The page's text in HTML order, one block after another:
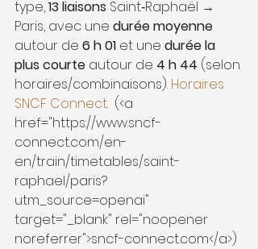
type, 13 liaisons Saint‑Raphaël →
Paris, avec une durée moyenne
autour de 6 h 01 et une durée la
plus courte autour de 4 h 44 (selon
horaires/combinaisons). Horaires
SNCF Connect. (<a
href="https://www.sncf-
connect.com/en-
en/train/timetables/saint-
raphael/paris?
utm_source=openai"
target="_blank" rel="noopener
noreferrer">sncf-connect.com</a>)